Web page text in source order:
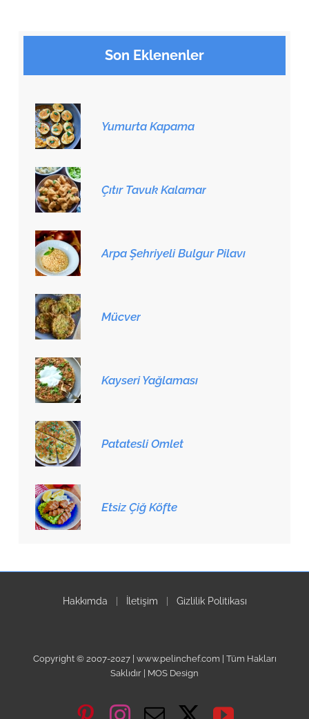
Son Eklenenler
Yumurta Kapama
Çıtır Tavuk Kalamar
Arpa Şehriyeli Bulgur Pilavı
Mücver
Kayseri Yağlaması
Patatesli Omlet
Etsiz Çiğ Köfte
Hakkımda İletişim Gizlilik Politikası
Copyright © 2007-2027 | www.pelinchef.com | Tüm Hakları
Saklıdır | MOS Design
Pinterest
Instagram
Email X YouTube